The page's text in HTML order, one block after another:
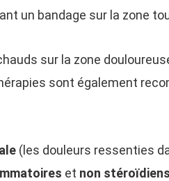
un bandage sur la zone
sur la zone
sont également
(les douleurs ressenties
et non stéroïdiens